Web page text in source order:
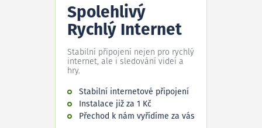
Spolehlivý
Rychlý Internet
Stabilní připojení nejen pro rychlý
internet, ale i sledování videí a
hry.
Stabilní internetové připojení
Instalace již za 1 Kč
Přechod k nám vyřídíme za vás